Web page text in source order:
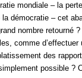
mondiale – la
la démocratie – cet
nombre retourné
comme
des
possible ?